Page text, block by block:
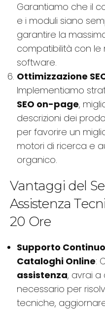
Garantiamo che il
e i moduli siano
garantire la
compatibilità con le
software.
Ottimizzazione
Implementiamo
SEO on-page,
descrizioni dei
per favorire un
motori di ricerca e
organico.
Vantaggi del
Assistenza
20 Ore
Supporto
Cataloghi Online:
assistenza, avrai a
necessario per
tecniche,